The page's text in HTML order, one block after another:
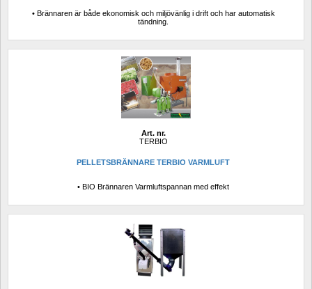
• Brännaren är både ekonomisk och miljövänlig i drift och har automatisk
tändning.
Art. nr.
TERBIO
PELLETSBRÄNNARE TERBIO VARMLUFT
• BIO Brännaren Varmluftspannan med effekt